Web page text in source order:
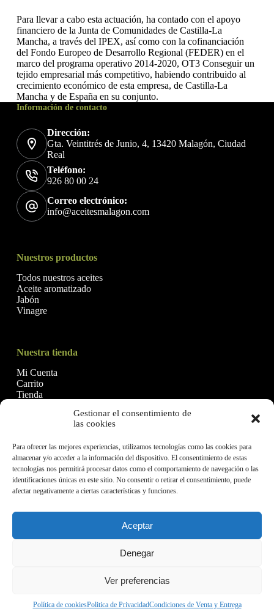
Gestionar el consentimiento de
las cookies
Para ofrecer las mejores experiencias, utilizamos tecnologías como las cookies para
almacenar y/o acceder a la información del dispositivo. El consentimiento de estas
tecnologías nos permitirá procesar datos como el comportamiento de navegación o las
identificaciones únicas en este sitio. No consentir o retirar el consentimiento, puede
afectar negativamente a ciertas características y funciones.
Aceptar
Denegar
Ver preferencias
Política de cookiesPolitica de PrivacidadCondiciones de Venta y Entrega
Para llevar a cabo esta actuación, ha contado con el apoyo
financiero de la Junta de Comunidades de Castilla-La
Mancha, a través del IPEX, así como con la cofinanciación
del Fondo Europeo de Desarrollo Regional (FEDER) en el
marco del programa operativo 2014-2020, OT3 Conseguir un
tejido empresarial más competitivo, habiendo contribuido al
crecimiento económico de esta empresa, de Castilla-La
Mancha y de España en su conjunto.
Información de contacto
Dirección:
Gta. Veintitrés de Junio, 4, 13420 Malagón, Ciudad
Real
Teléfono:
926 80 00 24
Correo electrónico:
info@aceitesmalagon.com
Nuestros productos
Todos nuestros aceites
Aceite aromatizado
Jabón
Vinagre
Nuestra tienda
Mi Cuenta
Carrito
Tienda
Aceites Malagón, SL © 2026
Politica de Privacidad
Términos y condiciones